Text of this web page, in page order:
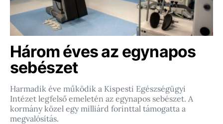
Három éves az egynapos
sebészet
Harmadik éve működik a Kispesti Egészségügyi
Intézet legfelső emeletén az egynapos sebészet. A
kormány közel egy milliárd forinttal támogatta a
megvalósítás.